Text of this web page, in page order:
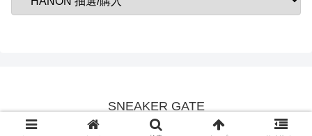
SNEAKER GATE
© 2020 SNEAKER GATE.